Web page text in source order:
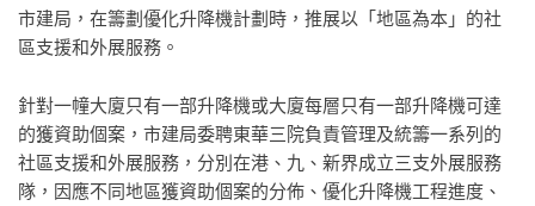
市建局，在籌劃優化升降機計劃時，推展以「地區為本」的社
區支援和外展服務。
針對一幢大廈只有一部升降機或大廈每層只有一部升降機可達
的獲資助個案，市建局委聘東華三院負責管理及統籌一系列的
社區支援和外展服務，分別在港、九、新界成立三支外展服務
隊，因應不同地區獲資助個案的分佈、優化升降機工程進度、